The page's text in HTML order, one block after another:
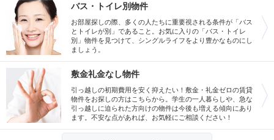
バス・トイレ別物件
お部屋探しの際、多くの人たちに重要視される条件が「バス
とトイレが別」であること。お気に入りの「バス・トイレ
別」物件を見つけて、シングルライフをより豊かなものにし
ましょう。
敷金礼金なし物件
引っ越しの初期費用を安く抑えたい！敷金・礼金ゼロの賃貸
物件をお探しの方はこちらから。学生の一人暮らしや、急な
引っ越しに迫られた方向けの物件は今後も増える傾向にあり
ます。不安な点があれば、お気軽にご相談ください！